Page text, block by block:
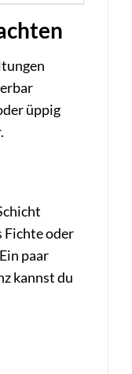
üppig
Fichte oder
paar
kannst du